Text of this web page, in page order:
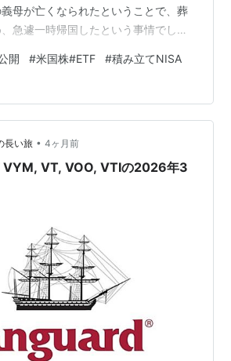
母が亡くなられたということで、葬
急遽一時帰国したという事情でし
在している人も少なくなってきまし
遣されている駐在員であれば、60歳
会社から日本に帰任するよう言われ
いますが、そのロンドンにいる友人
機関を退職しており、現地（ローカ
功して、債券トレーダーとして頑…
開 #米国株#ETF #積み立てNISA
長い旅 • 4ヶ月前
VYM, VT, VOO, VTIの2026年3